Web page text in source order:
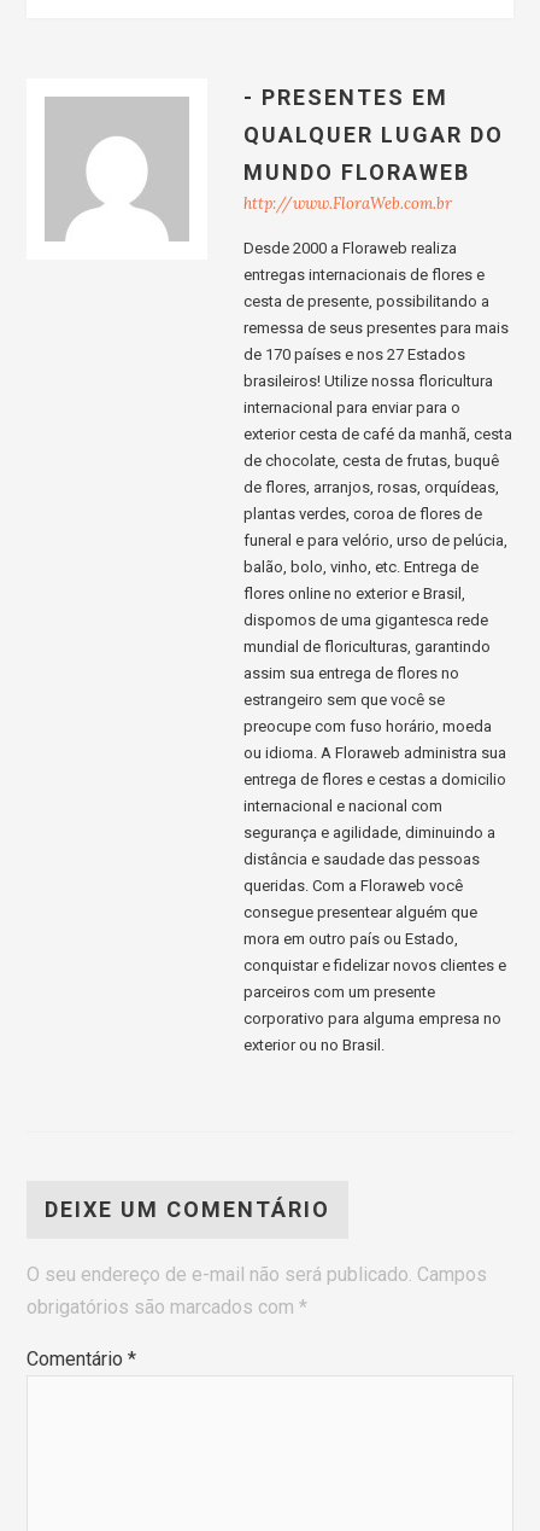
- PRESENTES EM
QUALQUER LUGAR DO
MUNDO FLORAWEB
http://www.FloraWeb.com.br
Desde 2000 a Floraweb realiza
entregas internacionais de flores e
cesta de presente, possibilitando a
remessa de seus presentes para mais
de 170 países e nos 27 Estados
brasileiros! Utilize nossa floricultura
internacional para enviar para o
exterior cesta de café da manhã, cesta
de chocolate, cesta de frutas, buquê
de flores, arranjos, rosas, orquídeas,
plantas verdes, coroa de flores de
funeral e para velório, urso de pelúcia,
balão, bolo, vinho, etc. Entrega de
flores online no exterior e Brasil,
dispomos de uma gigantesca rede
mundial de floriculturas, garantindo
assim sua entrega de flores no
estrangeiro sem que você se
preocupe com fuso horário, moeda
ou idioma. A Floraweb administra sua
entrega de flores e cestas a domicilio
internacional e nacional com
segurança e agilidade, diminuindo a
distância e saudade das pessoas
queridas. Com a Floraweb você
consegue presentear alguém que
mora em outro país ou Estado,
conquistar e fidelizar novos clientes e
parceiros com um presente
corporativo para alguma empresa no
exterior ou no Brasil.
DEIXE UM COMENTÁRIO
O seu endereço de e-mail não será publicado. Campos
obrigatórios são marcados com*
Comentário*